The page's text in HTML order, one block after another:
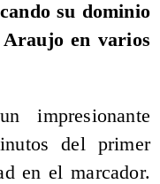
su dominio
en varios
impresionante
del primer
en el marcador.